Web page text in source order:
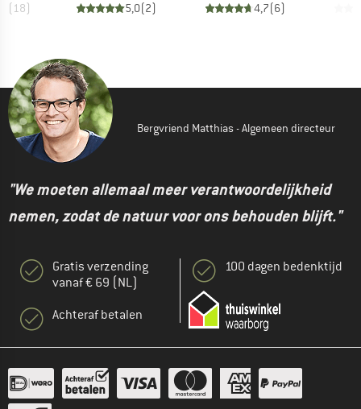
(18) 5,0(2) 4,7(6)
Bergvriend Matthias - Algemeen directeur
"We moeten allemaal meer verantwoordelijkheid
nemen, zodat de natuur voor ons behouden blijft."
Gratis verzending
vanaf € 69 (NL)
Achteraf betalen
100 dagen bedenktijd